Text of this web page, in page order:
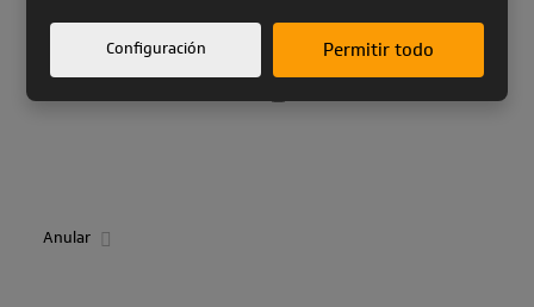
PPG flight
Anular
Configuración Permitir todo